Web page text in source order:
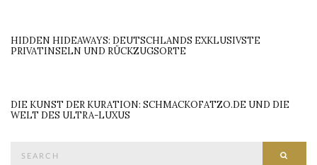
HIDDEN HIDEAWAYS: DEUTSCHLANDS EXKLUSIVSTE
PRIVATINSELN UND RÜCKZUGSORTE
DIE KUNST DER KURATION: SCHMACKOFATZO.DE UND DIE
WELT DES ULTRA-LUXUS